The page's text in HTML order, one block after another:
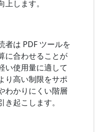
します。
者は PDF ツールを
に合わせることが
い使用量に適して
り高い制限をサポ
わかりにくい階層
起こします。